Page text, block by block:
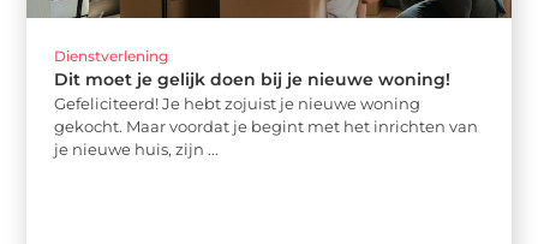
Dienstverlening
Dit moet je gelijk doen bij je nieuwe woning!
Gefeliciteerd! Je hebt zojuist je nieuwe woning
gekocht. Maar voordat je begint met het inrichten van
je nieuwe huis, zijn ...